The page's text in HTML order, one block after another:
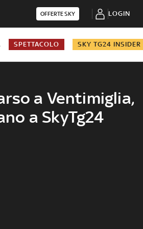
OFFERTE SKY LOGIN
SPETTACOLO SKY TG24 INSIDER
a Ventimiglia,
a SkyTg24